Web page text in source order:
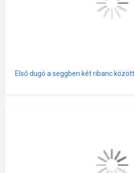
Első dugó a seggben két ribanc között